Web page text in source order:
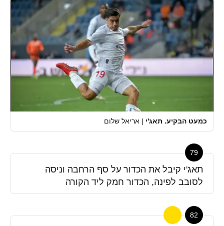
כמעט הבקיע. תאג'י | אריאל שלום
79
תאג'י קיבל את הכדור על סף הרחבה וניסה
לסובב לפינה, הכדור חמק ליד הקורה
82